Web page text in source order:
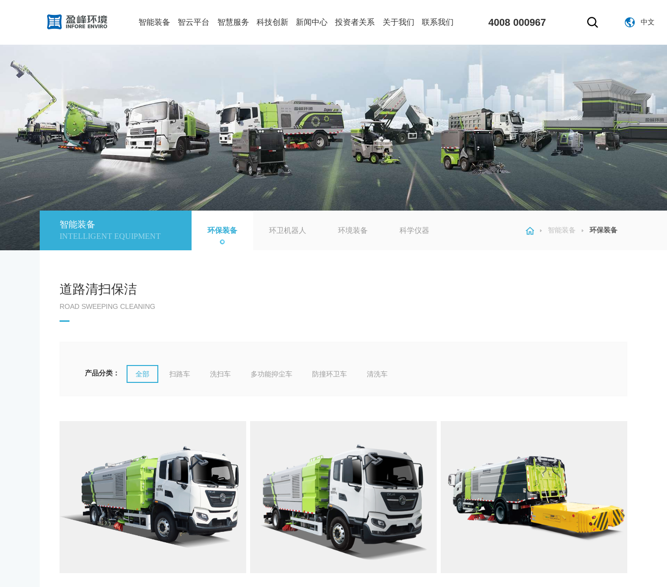
智能装备 智云平台 智慧服务 科技创新 新闻中心 投资者关系 关于我们 联系我们 4008 000967 中文
官网英文版
智能装备
INTELLIGENT EQUIPMENT
环保装备 环卫机器人 环境装备 科学仪器 智能装备 环保装备
道路清扫保洁
ROAD SWEEPING CLEANING
产品分类： 全部 扫路车 洗扫车 多功能抑尘车 防撞环卫车 清洗车